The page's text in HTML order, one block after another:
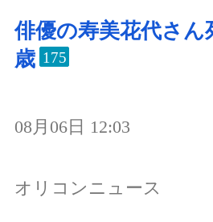
俳優の寿美花代さん
歳 175
08月06日 12:03
オリコンニュース